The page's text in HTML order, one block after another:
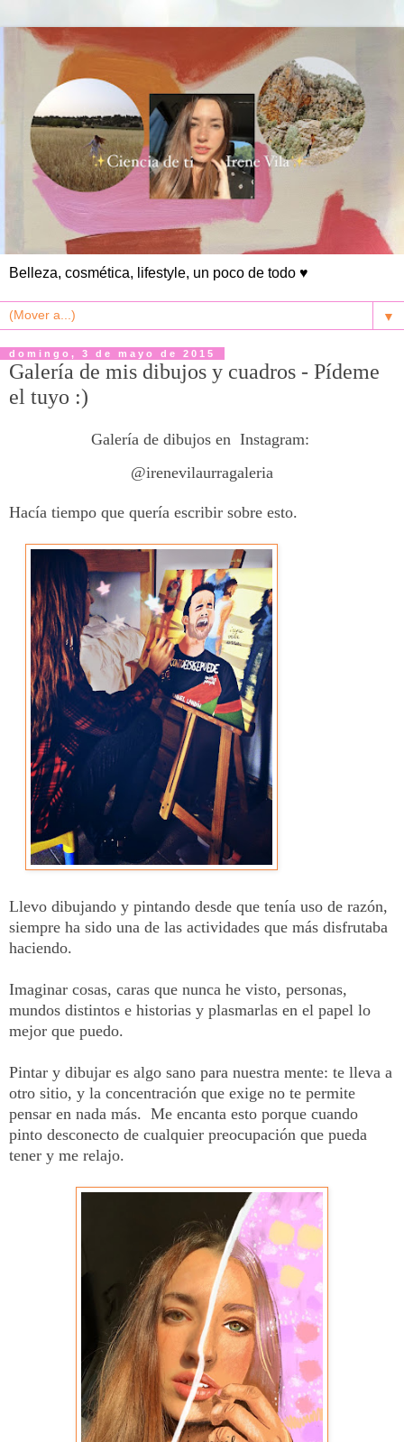
Belleza, cosmética, lifestyle, un poco de todo ♥
▼
domingo, 3 de mayo de 2015
Galería de mis dibujos y cuadros - Pídeme
el tuyo :)
Galería de dibujos en Instagram:
@irenevilaurragaleria
Hacía tiempo que quería escribir sobre esto.
Llevo dibujando y pintando desde que tenía uso de razón,
siempre ha sido una de las actividades que más disfrutaba
haciendo.
Imaginar cosas, caras que nunca he visto, personas,
mundos distintos e historias y plasmarlas en el papel lo
mejor que puedo.
Pintar y dibujar es algo sano para nuestra mente: te lleva a
otro sitio, y la concentración que exige no te permite
pensar en nada más. Me encanta esto porque cuando
pinto desconecto de cualquier preocupación que pueda
tener y me relajo.